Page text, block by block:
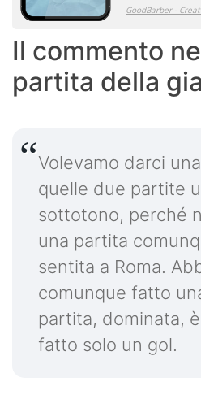
Il commento
partita della
Volevamo darci
quelle due partite
sottotono, perché
una partita
sentita a Roma.
comunque fatto
partita, dominata,
fatto solo un gol.